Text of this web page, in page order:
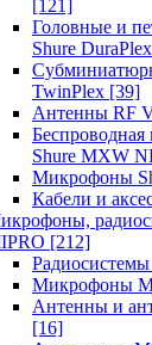
[121]
Головные и
Shure DuraPlex
TwinPlex [39]
Антенны RF
Shure MXW
Микрофоны
Кабели и
[212]
Микрофоны
Антенны и
[16]